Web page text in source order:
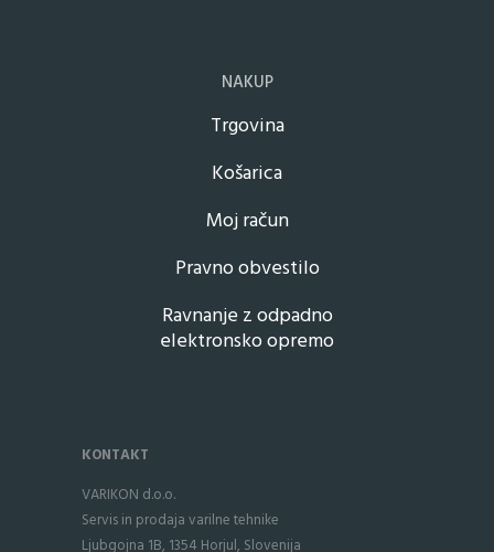
NAKUP
Trgovina
Košarica
Moj račun
Pravno obvestilo
Ravnanje z odpadno
elektronsko opremo
KONTAKT
VARIKON d.o.o.
Servis in prodaja varilne tehnike
Ljubgojna 1B, 1354 Horjul, Slovenija